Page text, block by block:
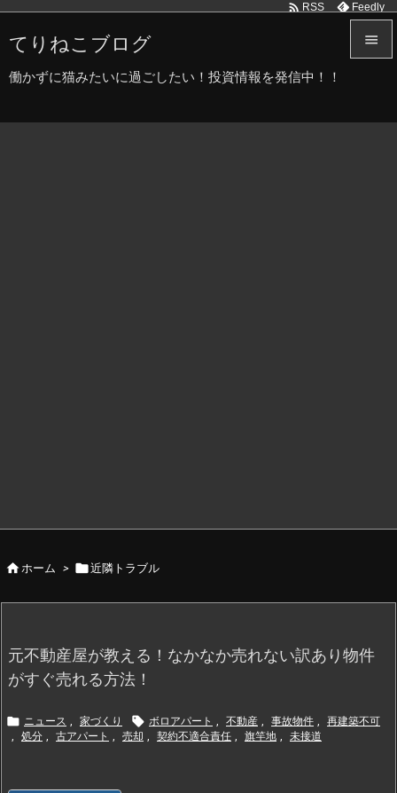
てりねこブログ
働かずに猫みたいに過ごしたい！投資情報を発信中！！


 RSS Feedly
ホーム > 近隣トラブル
元不動産屋が教える！なかなか売れない訳あり物件
がすぐ売れる方法！
 ニュース , 家づくり  ボロアパート , 不動産 , 事故物件 ,
再建築不可
,
処分 , 古アパート , 売却 , 契約不適合責任 , 旗竿地 , 未接道